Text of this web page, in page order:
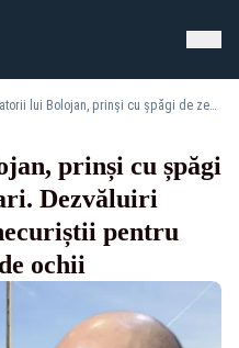
Reformatorii lui Bolojan, prinși cu șpăgi de zeci de mii de dolari. Dezvăluiri incendiare despre sinecuriștii pentru care premierul închide ochii
prinși cu șpăgi
Dezvăluiri
pentru
ochii